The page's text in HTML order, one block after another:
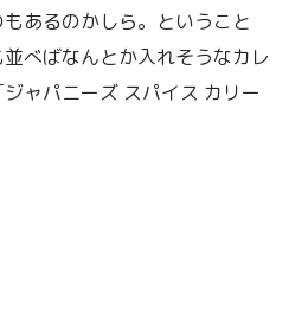
あるのかしら。ということ
べばなんとか入れそうなカレ
ャパニーズ スパイス カリー